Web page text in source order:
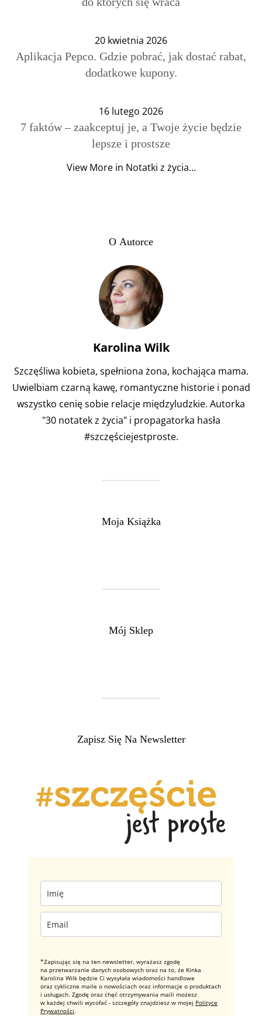
20 kwietnia 2026
Aplikacja Pepco. Gdzie pobrać, jak dostać rabat,
dodatkowe kupony.
16 lutego 2026
7 faktów – zaakceptuj je, a Twoje życie będzie
lepsze i prostsze
View More in Notatki z życia...
O Autorce
Karolina Wilk
Szczęśliwa kobieta, spełniona żona, kochająca mama.
Uwielbiam czarną kawę, romantyczne historie i ponad
wszystko cenię sobie relacje międzyludzkie. Autorka
"30 notatek z życia" i propagatorka hasła
#szczęściejestproste.
Moja Książka
Mój Sklep
Zapisz Się Na Newsletter
*Zapisując się na ten newsletter, wyrażasz zgodę
na przetwarzanie danych osobowych oraz na to, że Kinka
Karolina Wilk będzie Ci wysyłała wiadomości handlowe
oraz cykliczne maile o nowościach oraz informacje o produktach
i usługach. Zgodę oraz chęć otrzymywania maili możesz
w każdej chwili wycofać - szczegóły znajdziesz w mojej Polityce
Prywatności.